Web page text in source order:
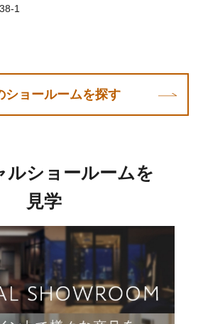
1
ショールームを探す
ルショールームを
見学